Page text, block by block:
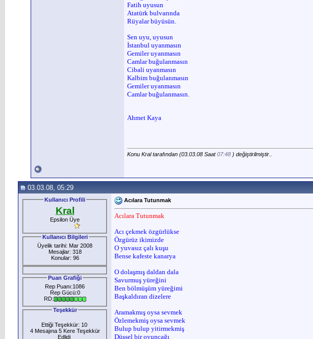
Fatih uyusun
Atatürk bulvarında
Rüyalar büyüsün.
Sen uyu, uyusun
İstanbul uyanmasın
Gemiler uyanmasın
Camlar buğulanmasın
Cibali uyanmasın
Kalbim buğulanmasın
Gemiler uyanmasın
Camlar buğulanmasın.
Ahmet Kaya
Konu Kral tarafından (03.03.08 Saat07:48 ) değiştirilmiştir..
03.03.08, 05:29
Kullanıcı Profili
Kral
Epsilon Üye
Kullanıcı Bilgileri
Üyelik tarihi: Mar 2008
Mesajlar: 318
Konular: 96
Puan Grafiği
Rep Puanı:1086
Rep Gücü:0
RD:
Teşekkür
Ettiği Teşekkür: 10
4 Mesajına 5 Kere Teşekkür
Edlidi
Acılara Tutunmak
Acılara Tutunmak
Acı çekmek özgürlükse
Özgürüz ikimizde
O yuvasız çalı kuşu
Bense kafeste kanarya
O dolaşmış daldan dala
Savurmuş yüreğini
Ben bölmüşüm yüreğimi
Başkaldıran dizelere
Aramakmış oysa sevmek
Özlemekmiş oysa sevmek
Bulup bulup yitirmekmiş
Düşsel bir oyuncağı